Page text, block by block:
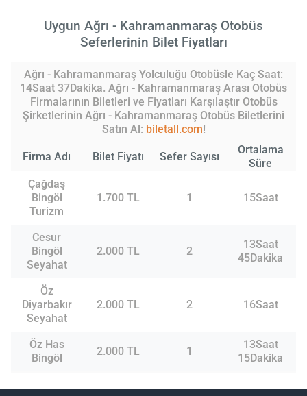
Uygun Ağrı - Kahramanmaraş Otobüs
Seferlerinin Bilet Fiyatları
Ağrı - Kahramanmaraş Yolculuğu Otobüsle Kaç Saat:
14Saat 37Dakika. Ağrı - Kahramanmaraş Arası Otobüs
Firmalarının Biletleri ve Fiyatları Karşılaştır Otobüs
Şirketlerinin Ağrı - Kahramanmaraş Otobüs Biletlerini
Satın Al: biletall.com!
Firma Adı Bilet Fiyatı Sefer Sayısı
Ortalama
Süre
Çağdaş
Bingöl
Turizm
1.700 TL 1 15Saat
Cesur
Bingöl
Seyahat
2.000 TL 2
13Saat
45Dakika
Öz
Diyarbakır
Seyahat
2.000 TL 2 16Saat
Öz Has
Bingöl
2.000 TL 1
13Saat
15Dakika